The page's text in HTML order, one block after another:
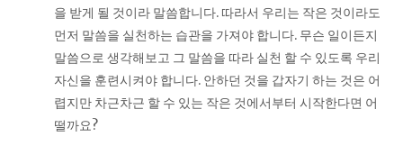
을 받게 될 것이라 말씀합니다. 따라서 우리는 작은 것이라도
먼저 말씀을 실천하는 습관을 가져야 합니다. 무슨 일이든지
말씀으로 생각해보고 그 말씀을 따라 실천 할 수 있도록 우리
자신을 훈련시켜야 합니다. 안하던 것을 갑자기 하는 것은 어
렵지만 차근차근 할 수 있는 작은 것에서부터 시작한다면 어
떨까요?